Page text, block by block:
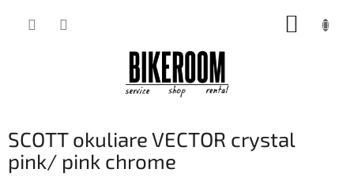
SCOTT okuliare VECTOR crystal
pink/ pink chrome